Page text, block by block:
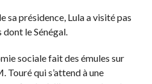
sa présidence, Lula a visité pas
le Sénégal.
sociale fait des émules sur
Touré qui s’attend à une